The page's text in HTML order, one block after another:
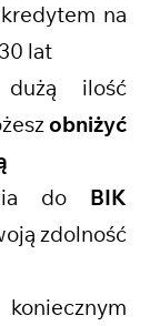
na
lat
dużą ilość
obniżyć
do BIK
zdolność